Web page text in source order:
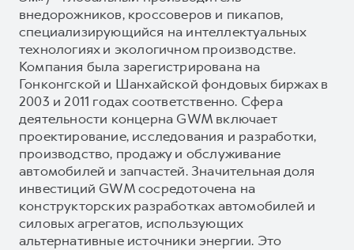
внедорожников, кроссоверов и пикапов,
специализирующийся на интеллектуальных
технологиях и экологичном производстве.
Компания была зарегистрирована на
Гонконгской и Шанхайской фондовых биржах в
2003 и 2011 годах соответственно. Сфера
деятельности концерна GWM включает
проектирование, исследования и разработки,
производство, продажу и обслуживание
автомобилей и запчастей. Значительная доля
инвестиций GWM сосредоточена на
конструкторских разработках автомобилей и
силовых агрегатов, использующих
альтернативные источники энергии. Это